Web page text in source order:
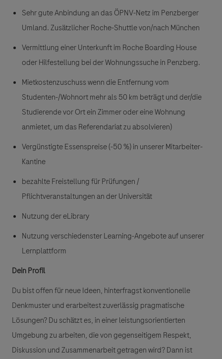
Sehr gute Anbindung an das ÖPNV-Netz im Penzberger
Umland. Zusätzlicher Roche-Shuttle von/nach München
Vermittlung einer Unterkunft im Roche Boarding House
oder Hilfestellung bei der Wohnungssuche in Penzberg.
Mietkostenzuschuss wenn die Entfernung vom
Studenten-/Wohnort mehr als 50 km beträgt und der/die
Studierende vor Ort ein Zimmer oder eine Wohnung
anmietet, um das Referendariat zu absolvieren)
Vergünstigte Essenspreise (-50 %) in unserer Mitarbeiter-
Kantine
bezahlte Freistellung für Prüfungen /
Pflichtveranstaltungen an der Universität
Nutzung der eLibrary
Nutzung verschiedenster Learning-Angebote auf unserer
Lernplattform
Dein Profil
Du bist offen für neue Ideen, hinterfragst konventionelle
Denkmuster und erarbeitest zuverlässig pragmatische
Lösungen? Du schätzt es, in einer leistungsorientierten
Umgebung zu arbeiten, die von gegenseitigem Respekt,
Diskussion und Zusammenarbeit getragen wird? Dann ist